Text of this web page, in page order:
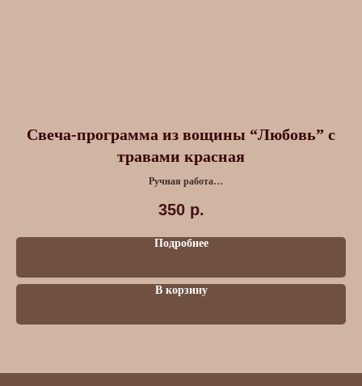
Свеча-программа из вощины “Любовь” с
травами красная
Ручная работа
350 р.
Подробнее
В корзину